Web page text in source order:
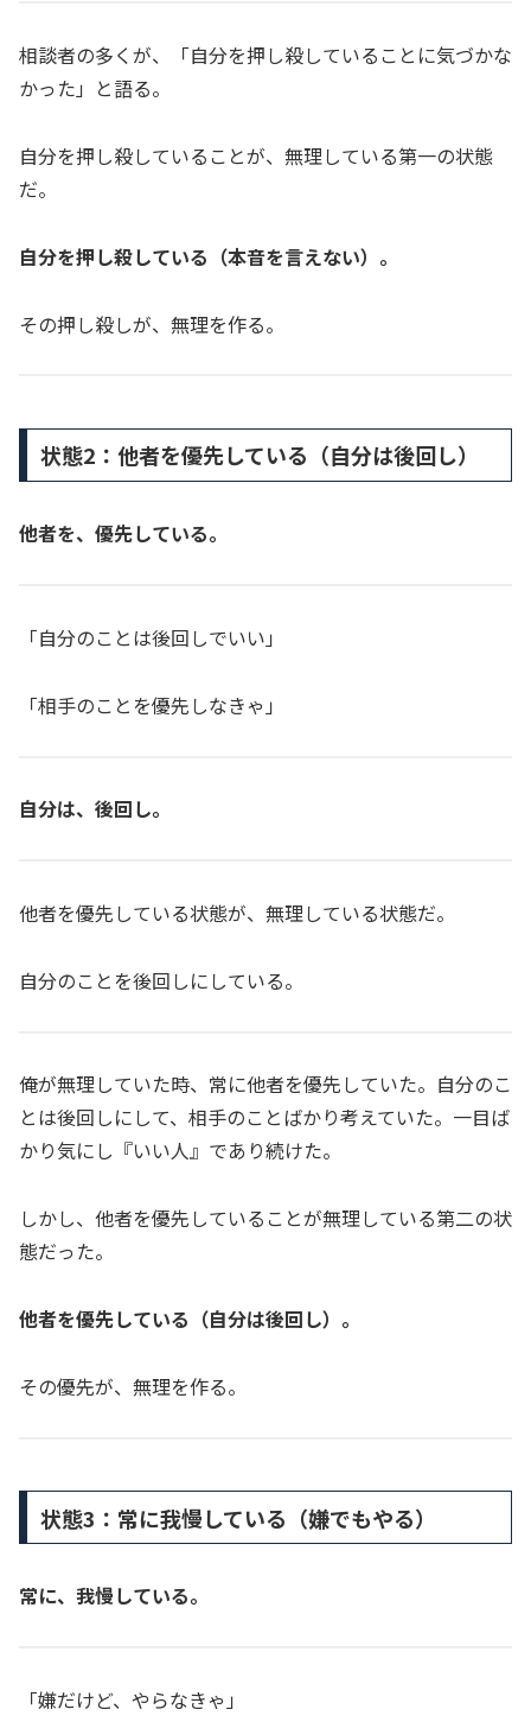
相談者の多くが、「自分を押し殺していることに気づかな
かった」と語る。
自分を押し殺していることが、無理している第一の状態
だ。
自分を押し殺している（本音を言えない）。
その押し殺しが、無理を作る。
状態2：他者を優先している（自分は後回し）
他者を、優先している。
「自分のことは後回しでいい」
「相手のことを優先しなきゃ」
自分は、後回し。
他者を優先している状態が、無理している状態だ。
自分のことを後回しにしている。
俺が無理していた時、常に他者を優先していた。自分のこ
とは後回しにして、相手のことばかり考えていた。一目ば
かり気にし『いい人』であり続けた。
しかし、他者を優先していることが無理している第二の状
態だった。
他者を優先している（自分は後回し）。
その優先が、無理を作る。
状態3：常に我慢している（嫌でもやる）
常に、我慢している。
「嫌だけど、やらなきゃ」